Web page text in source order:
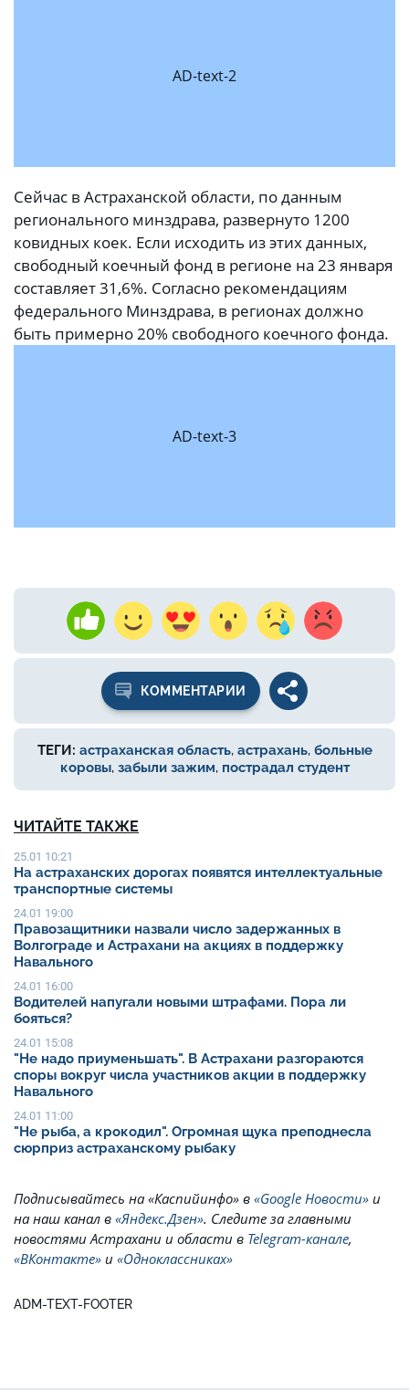
AD-text-2
Сейчас в Астраханской области, по данным
регионального минздрава, развернуто 1200
ковидных коек. Если исходить из этих данных,
свободный коечный фонд в регионе на 23 января
составляет 31,6%. Согласно рекомендациям
федерального Минздрава, в регионах должно
быть примерно 20% свободного коечного фонда.
AD-text-3
КОММЕНТАРИИ
ТЕГИ: астраханская область, астрахань, больные
коровы, забыли зажим, пострадал студент
ЧИТАЙТЕ ТАКЖЕ
25.01 10:21
На астраханских дорогах появятся интеллектуальные
транспортные системы
24.01 19:00
Правозащитники назвали число задержанных в
Волгограде и Астрахани на акциях в поддержку
Навального
24.01 16:00
Водителей напугали новыми штрафами. Пора ли
бояться?
24.01 15:08
"Не надо приуменьшать". В Астрахани разгораются
споры вокруг числа участников акции в поддержку
Навального
24.01 11:00
"Не рыба, а крокодил". Огромная щука преподнесла
сюрприз астраханскому рыбаку
Подписывайтесь на «Каспийинфо» в «Google Новости» и
на наш канал в «Яндекс.Дзен». Cледите за главными
новостями Астрахани и области в Telegram-канале,
«ВКонтакте» и «Одноклассниках»
ADM-TEXT-FOOTER